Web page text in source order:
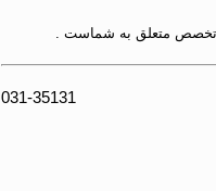
و تخصص متعلق به شماست .
031-35131